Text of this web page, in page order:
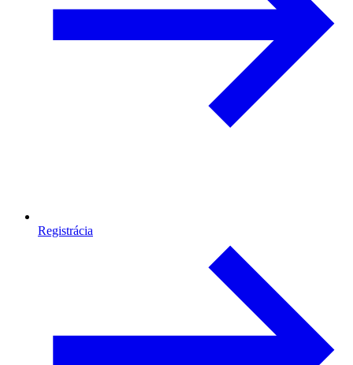
Registrácia